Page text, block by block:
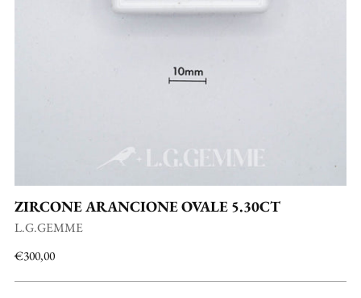
ZIRCONE ARANCIONE OVALE 5.30CT
L.G.GEMME
Prezzo
€300,00